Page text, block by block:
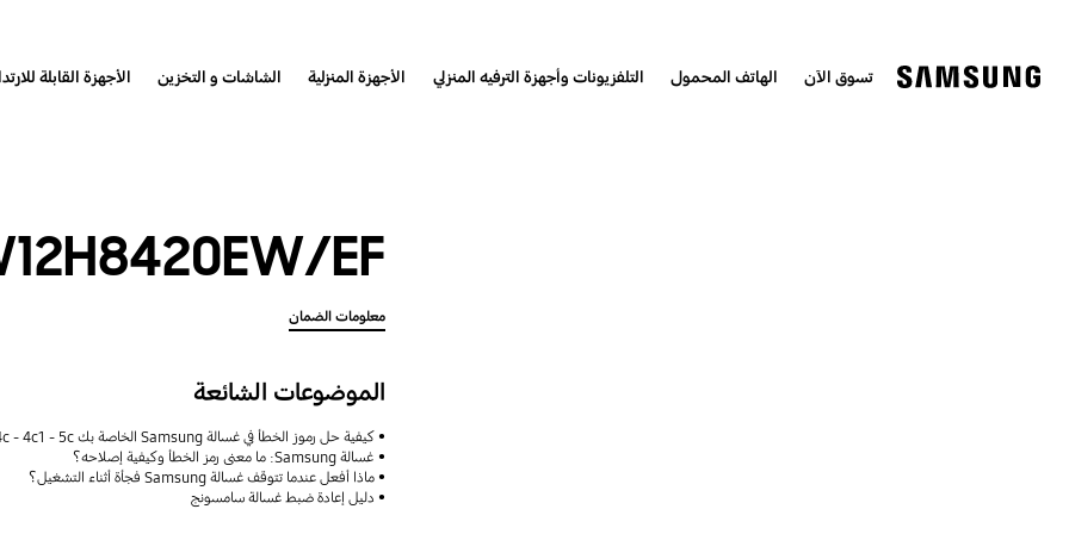
تسوق الآن الهاتف المحمول التلفزيونات وأجهزة الترفيه المنزلي الأجهزة المنزلية الشاشات و التخزين الأجهزة القابلة
EF
معلومات الضمان
الموضوعات الشائعة
كيفية حل رموز الخطأ في غسالة Samsung الخاصة بك 4e - 4c - 4c1 - 5c ؟
غسالة Samsung: ما معنى رمز الخطأ وكيفية إصلاحه؟
ماذا أفعل عندما تتوقف غسالة Samsung فجأة أثناء التشغيل؟
دليل إعادة ضبط غسالة سامسونج